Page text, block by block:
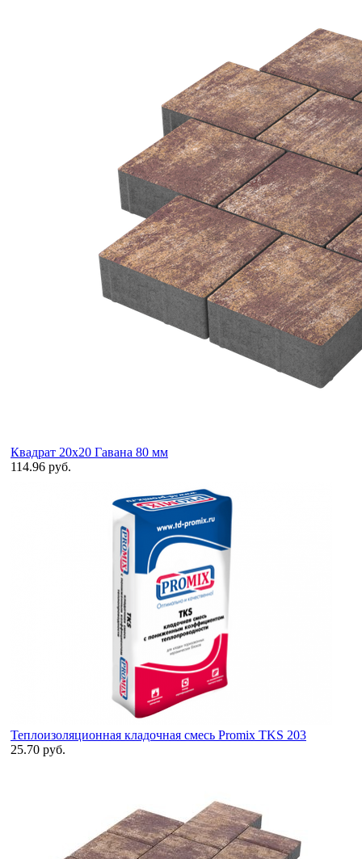
Квадрат 20х20 Гавана 80 мм
114.96 руб.
Теплоизоляционная кладочная смесь Promix TKS 203
25.70 руб.